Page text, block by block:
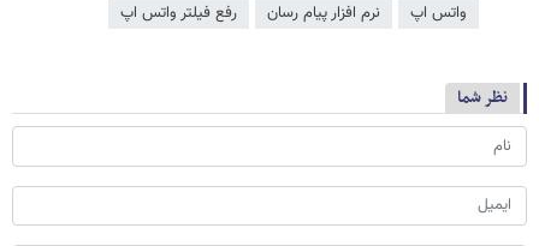
واتس اپ نرم افزار پیام رسان رفع فیلتر واتس اپ
نظر شما